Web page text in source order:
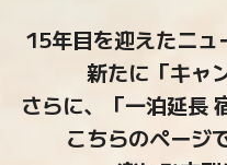
15年目を迎えたニュ
新たに「キャ
さらに、「一泊延長
こちらのページ